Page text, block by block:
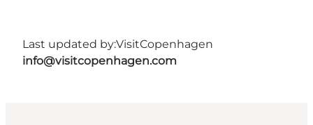
Last updated by:VisitCopenhagen
info@visitcopenhagen.com